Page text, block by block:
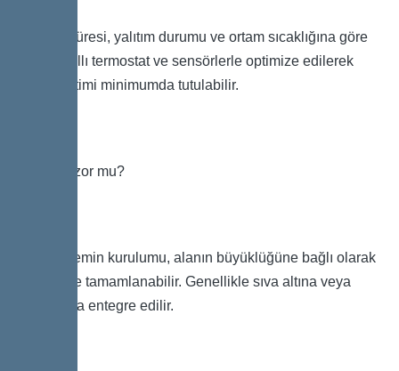
Kullanım süresi, yalıtım durumu ve ortam sıcaklığına göre
değişir. Akıllı termostat ve sensörlerle optimize edilerek
enerji tüketimi minimumda tutulabilir.
Kurulumu zor mu?
Hayır. Sistemin kurulumu, alanın büyüklüğüne bağlı olarak
kısa sürede tamamlanabilir. Genellikle sıva altına veya
yüzey altına entegre edilir.